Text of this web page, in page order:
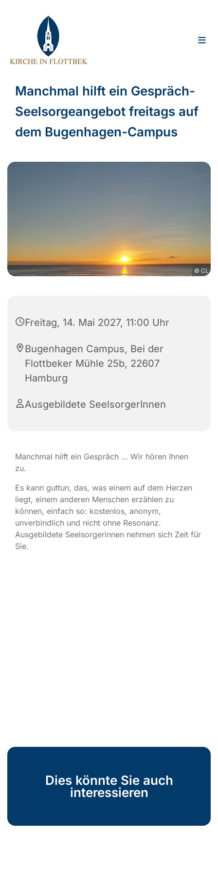
Manchmal hilft ein Gespräch-
Seelsorgeangebot freitags auf
dem Bugenhagen-Campus
© CL
Freitag, 14. Mai 2027, 11:00 Uhr
Bugenhagen Campus, Bei der
Flottbeker Mühle 25b, 22607
Hamburg
Ausgebildete SeelsorgerInnen
Manchmal hilft ein Gespräch … Wir hören Ihnen
zu.
Es kann guttun, das, was einem auf dem Herzen
liegt, einem anderen Menschen erzählen zu
können, einfach so: kostenlos, anonym,
unverbindlich und nicht ohne Resonanz.
Ausgebildete Seelsorgerinnen nehmen sich Zeit für
Sie.
Dies könnte Sie auch
interessieren